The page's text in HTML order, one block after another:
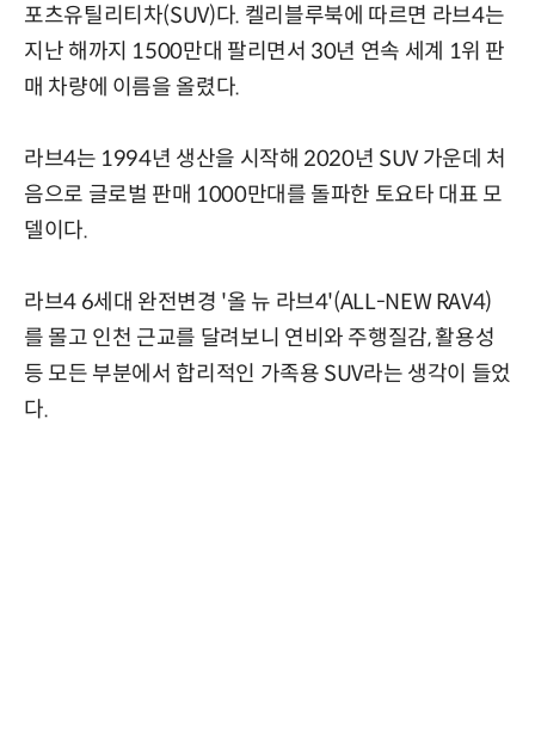
포츠유틸리티차(SUV)다. 켈리블루북에 따르면 라브4는
지난 해까지 1500만대 팔리면서 30년 연속 세계 1위 판
매 차량에 이름을 올렸다.
라브4는 1994년 생산을 시작해 2020년 SUV 가운데 처
음으로 글로벌 판매 1000만대를 돌파한 토요타 대표 모
델이다.
라브4 6세대 완전변경 '올 뉴 라브4'(ALL-NEW RAV4)
를 몰고 인천 근교를 달려보니 연비와 주행질감, 활용성
등 모든 부분에서 합리적인 가족용 SUV라는 생각이 들었
다.